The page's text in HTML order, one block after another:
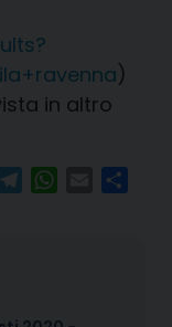
)
in altro
TelegramWhatsApp
Email